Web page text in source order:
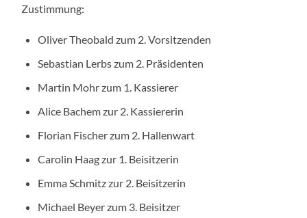
Zustimmung:
Oliver Theobald zum 2. Vorsitzenden
Sebastian Lerbs zum 2. Präsidenten
Martin Mohr zum 1. Kassierer
Alice Bachem zur 2. Kassiererin
Florian Fischer zum 2. Hallenwart
Carolin Haag zur 1. Beisitzerin
Emma Schmitz zur 2. Beisitzerin
Michael Beyer zum 3. Beisitzer